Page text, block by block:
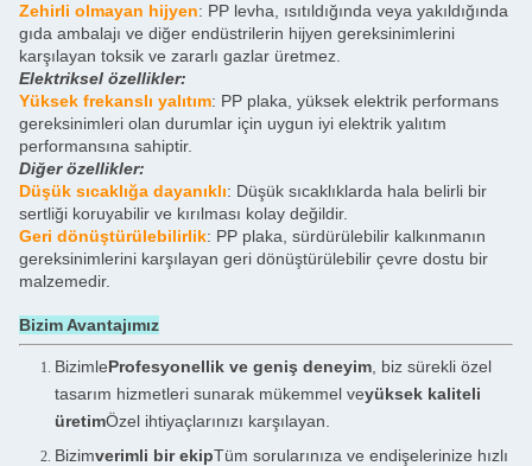
Zehirli olmayan hijyen: PP levha, ısıtıldığında veya yakıldığında
gıda ambalajı ve diğer endüstrilerin hijyen gereksinimlerini
karşılayan toksik ve zararlı gazlar üretmez.
Elektriksel özellikler:
Yüksek frekanslı yalıtım: PP plaka, yüksek elektrik performans
gereksinimleri olan durumlar için uygun iyi elektrik yalıtım
performansına sahiptir.
Diğer özellikler:
Düşük sıcaklığa dayanıklı: Düşük sıcaklıklarda hala belirli bir
sertliği koruyabilir ve kırılması kolay değildir.
Geri dönüştürülebilirlik: PP plaka, sürdürülebilir kalkınmanın
gereksinimlerini karşılayan geri dönüştürülebilir çevre dostu bir
malzemedir.
Bizim Avantajımız
BizimleProfesyonellik ve geniş deneyim , biz sürekli özel
tasarım hizmetleri sunarak mükemmel veyüksek kaliteli
üretimÖzel ihtiyaçlarınızı karşılayan.
Bizimverimli bir ekipTüm sorularınıza ve endişelerinize hızlı